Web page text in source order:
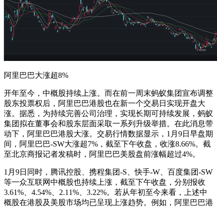
阿里巴巴大涨超8%
开年至今，中概股持续上涨。而在前一周末蚂蚁集团宣布调整
股东投票权后，阿里巴巴港股也在新一个交易日实现开盘大
涨。据悉，为持续完善公司治理，实现长期可持续发展，蚂蚁
集团拟在董事会和股东层面采取一系列升级举措。在此消息带
动下，阿里巴巴港股大涨。交易行情数据显示，1月9日早盘期
间，阿里巴巴-SW大涨超7%，截至下午收盘，收涨8.66%。截
至北京商报记者发稿时，阿里巴巴美股盘前涨幅超过4%。
1月9日同时，腾讯控股、携程集团-S、快手-W、百度集团-SW
等一众互联网中概股也持续上涨，截至下午收盘，分别报收
3.61%、4.54%、2.11%、3.22%。若从年初至今来看，上述中
概股在港股及美股市场均已呈现上涨趋势。例如，阿里巴巴港